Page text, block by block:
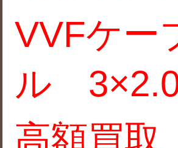
VVFケー
ル
高額買取